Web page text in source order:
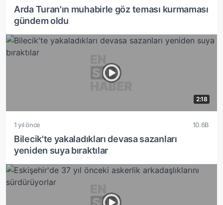
Arda Turan'ın muhabirle göz teması kurmaması
gündem oldu
2:18
1 yıl önce 10.6B
Bilecik'te yakaladıkları devasa sazanları
yeniden suya bıraktılar